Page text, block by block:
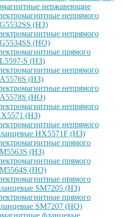
нержавеющие
непрямого
(НЗ)
непрямого
(НО)
прямого
S (НЗ)
непрямого
(НЗ)
непрямого
(НО)
непрямого
(НЗ)
непрямого
HX5571F (НЗ)
прямого
(НЗ)
прямого
(НО)
прямого
SM7205 (НЗ)
прямого
SM7207 (НО)
фланцевые